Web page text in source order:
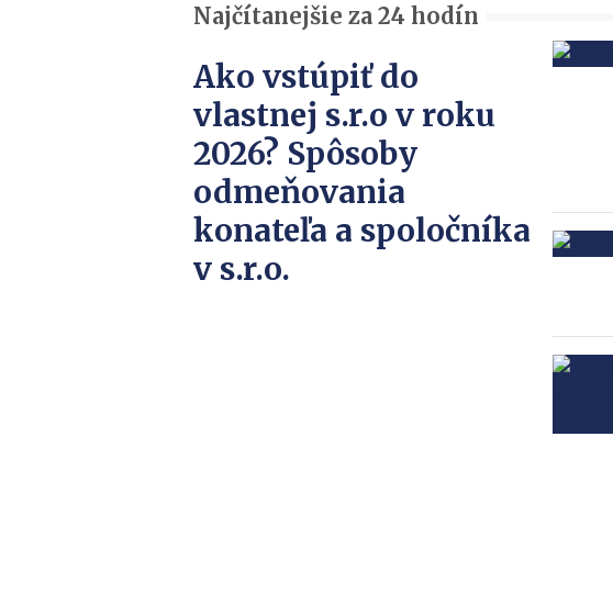
Najčítanejšie za 24 hodín
Ako vstúpiť do
vlastnej s.r.o v roku
2026? Spôsoby
odmeňovania
konateľa a spoločníka
v s.r.o.